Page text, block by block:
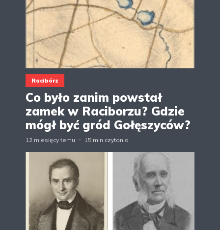
Racibórz
Co było zanim powstał
zamek w Raciborzu? Gdzie
mógł być gród Gołęszyców?
12 miesięcy temu 15 min czytania